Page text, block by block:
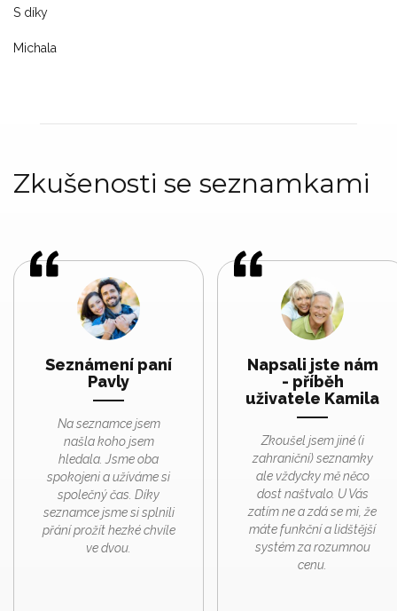
S díky
Michala
Zkušenosti se seznamkami
Seznámení paní
Pavly
Na seznamce jsem
našla koho jsem
hledala. Jsme oba
spokojeni a užíváme si
společný čas. Díky
seznamce jsme si splnili
přání prožít hezké chvíle
ve dvou.
Napsali jste nám
- příběh
uživatele Kamila
Zkoušel jsem jiné (i
zahraniční) seznamky
ale vždycky mě něco
dost naštvalo. U Vás
zatím ne a zdá se mi, že
máte funkční a lidštější
systém za rozumnou
cenu.